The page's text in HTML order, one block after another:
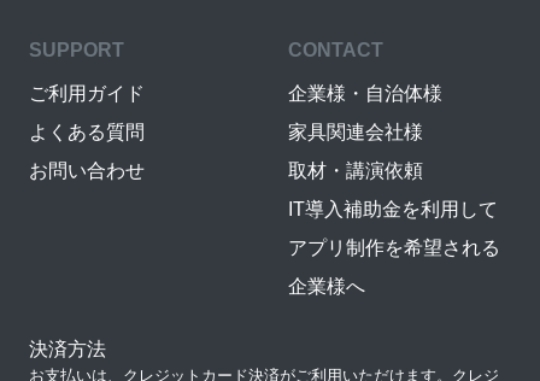
SUPPORT
ご利用ガイド
よくある質問
お問い合わせ
CONTACT
企業様・自治体様
家具関連会社様
取材・講演依頼
IT導入補助金を利用して
アプリ制作を希望される
企業様へ
決済方法
お支払いは、クレジットカード決済がご利用いただけます。クレジ